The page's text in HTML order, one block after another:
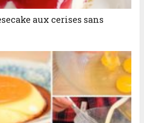
aux cerises sans